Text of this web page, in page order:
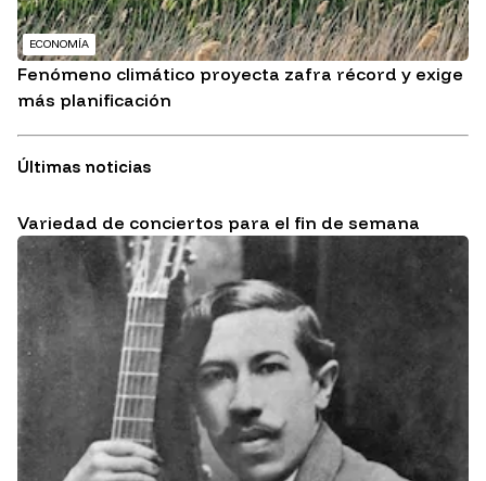
ECONOMÍA
Fenómeno climático proyecta zafra récord y exige
más planificación
Últimas noticias
Variedad de conciertos para el fin de semana